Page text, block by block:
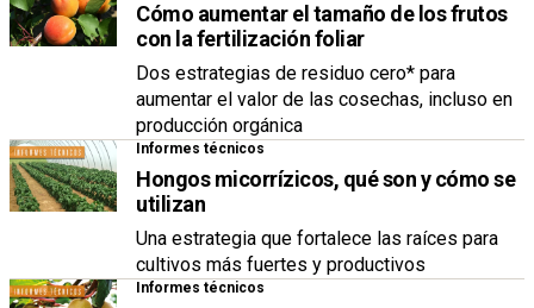
Cómo aumentar el tamaño de los frutos
con la fertilización foliar
Dos estrategias de residuo cero* para
aumentar el valor de las cosechas, incluso en
producción orgánica
Informes técnicos
Hongos micorrízicos, qué son y cómo se
utilizan
Una estrategia que fortalece las raíces para
cultivos más fuertes y productivos
Informes técnicos